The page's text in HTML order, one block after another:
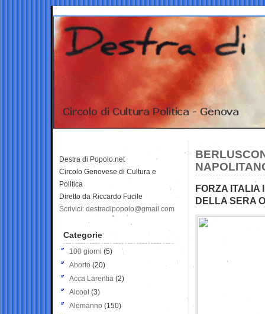
FORZA ITALIA
DELLA SERA
Destra di Popolo.net
Circolo Genovese di Cultura e
Politica
Diretto da Riccardo Fucile
Scrivici: destradipopolo@gmail.com
Categorie
100 giorni (5)
Aborto (20)
Acca Larentia (2)
Alcool (3)
Alemanno (150)